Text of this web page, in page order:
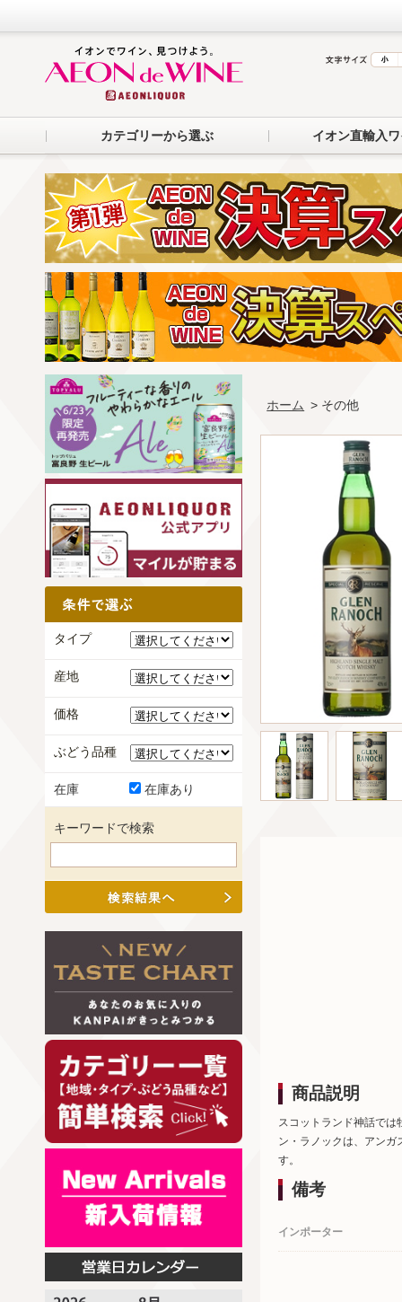
カテゴリーから選ぶ イオン直輸入
ホーム > その他
商品説明
スコットランド神話では
ン・ラノックは、アンガ
す。
備考
インポーター
タイプ
産地
価格
ぶどう品種
在庫 在庫あり
キーワードで検索